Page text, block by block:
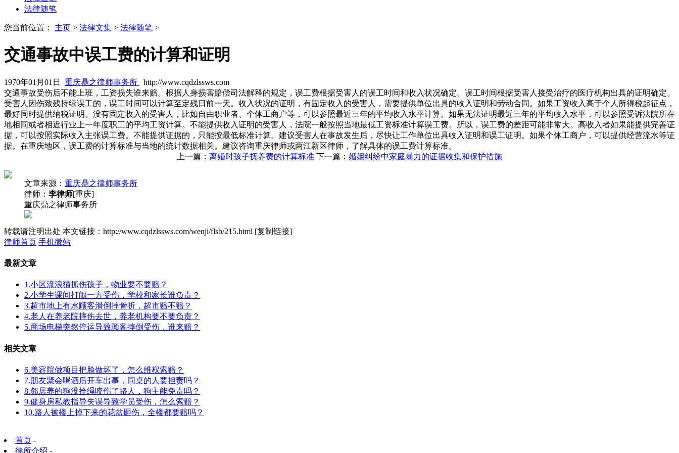
法律随笔
您当前位置： 主页 > 法律文集 > 法律随笔 >
交通事故中误工费的计算和证明
1970年01月01日 重庆鼎之律师事务所
http://www.cqdzlssws.com
交通事故受伤后不能上班，工资损失谁来赔。根据人身损害赔偿司法解释的规定，误工费根据受害人的误工时间和收入状况确定。误工时间根据受害人接受治疗的医疗机构出具的证明确定。
受害人因伤致残持续误工的，误工时间可以计算至定残日前一天。收入状况的证明，有固定收入的受害人，需要提供单位出具的收入证明和劳动合同。如果工资收入高于个人所得税起征点，
最好同时提供纳税证明。没有固定收入的受害人，比如自由职业者、个体工商户等，可以参照最近三年的平均收入水平计算。如果无法证明最近三年的平均收入水平，可以参照受诉法院所在
地相同或者相近行业上一年度职工的平均工资计算。不能提供收入证明的受害人，法院一般按照当地最低工资标准计算误工费。所以，误工费的差距可能非常大。高收入者如果能提供完善证
据，可以按照实际收入主张误工费。不能提供证据的，只能按最低标准计算。建议受害人在事故发生后，尽快让工作单位出具收入证明和误工证明。如果个体工商户，可以提供经营流水等证
据。在重庆地区，误工费的计算标准与当地的统计数据相关。建议咨询重庆律师或两江新区律师，了解具体的误工费计算标准。
上一篇： 离婚时孩子抚养费的计算标准 下一篇： 婚姻纠纷中家庭暴力的证据收集和保护措施
文章来源： 重庆鼎之律师事务所
律师： 李律师[重庆]
重庆鼎之律师事务所
转载请注明出处 本文链接：http://www.cqdzlssws.com/wenji/flsb/215.html [复制链接]
律师首页 手机微站
最新文章
1.小区流浪猫抓伤孩子，物业要不要赔？
2.小学生课间打闹一方受伤，学校和家长谁负责？
3.超市地上有水顾客滑倒摔骨折，超市赔不赔？
4.老人在养老院摔伤去世，养老机构要不要负责？
5.商场电梯突然停运导致顾客摔倒受伤，谁来赔？
相关文章
6.美容院做项目把脸做坏了，怎么维权索赔？
7.朋友聚会喝酒后开车出事，同桌的人要担责吗？
8.邻居养的狗没拴绳咬伤了路人，狗主能免责吗？
9.健身房私教指导失误导致学员受伤，怎么索赔？
10.路人被楼上掉下来的花盆砸伤，全楼都要赔吗？
首页 -
律所介绍 -